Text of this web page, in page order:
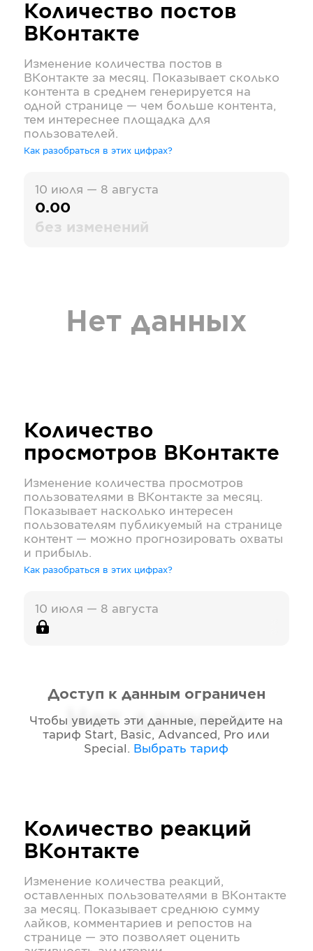
Количество постов
ВКонтакте
Изменение количества постов в
ВКонтакте за месяц. Показывает сколько
контента в среднем генерируется на
одной странице — чем больше контента,
тем интереснее площадка для
пользователей.
Как разобраться в этих цифрах?
10 июля — 8 августа
0.00
без изменений
Нет данных
Количество
просмотров ВКонтакте
Изменение количества просмотров
пользователями в ВКонтакте за месяц.
Показывает насколько интересен
пользователям публикуемый на странице
контент — можно прогнозировать охваты
и прибыль.
Как разобраться в этих цифрах?
10 июля — 8 августа
Нет данных
Доступ к данным ограничен
Чтобы увидеть эти данные, перейдите на
тариф Start, Basic, Advanced, Pro или
Special . Выбрать тариф
Количество реакций
ВКонтакте
Изменение количества реакций,
оставленных пользователями в ВКонтакте
за месяц. Показывает среднюю сумму
лайков, комментариев и репостов на
странице — это позволяет оценить